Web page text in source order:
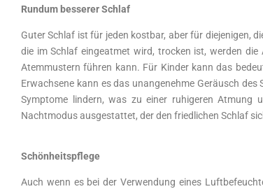
Rundum besserer Schlaf
Guter Schlaf ist für jeden kostbar, aber für diejenigen,
die im Schlaf eingeatmet wird, trocken ist, werden
Atemmustern führen kann. Für Kinder kann das
Erwachsene kann es das unangenehme Geräusch
Symptome lindern, was zu einer ruhigeren Atmung
Nachtmodus ausgestattet, der den friedlichen Schlaf
Schönheitspflege
Auch wenn es bei der Verwendung eines